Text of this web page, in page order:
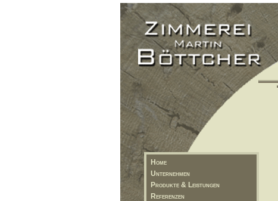
Home
Unternehmen
Produkte & Leistungen
Referenzen